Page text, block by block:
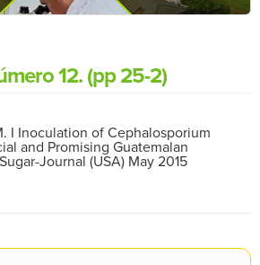
12. (pp 25-2)
I Inoculation of Cephalosporium
and Promising Guatemalan
Journal (USA) May 2015